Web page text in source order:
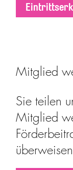
Mitglied
Sie teilen
Mitglied